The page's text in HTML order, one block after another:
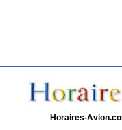
Horaires-